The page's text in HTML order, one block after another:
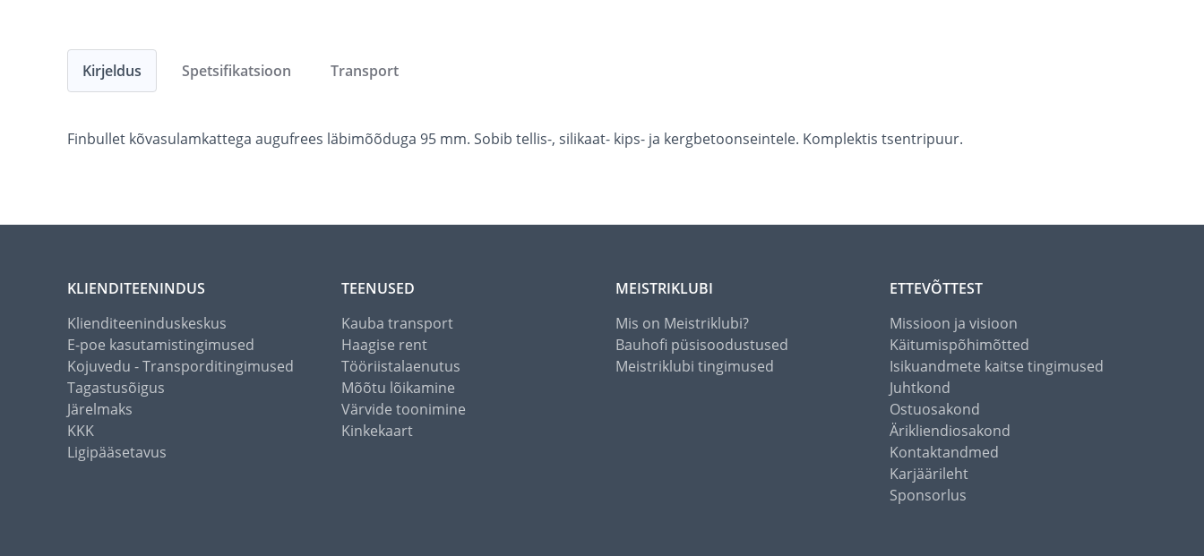
Kirjeldus
Finbullet kõvasulamkattega augufrees läbimõõduga 95 mm. Sobib tellis-, silikaat- kips- ja kergbetoonseintele. Komplektis tsentripuur.
Spetsifikatsioon Transport
KLIENDITEENINDUS
Klienditeeninduskeskus
E-poe kasutamistingimused
Kojuvedu - Transporditingimused
Tagastusõigus
Järelmaks
KKK
Ligipääsetavus
TEENUSED
Kauba transport
Haagise rent
Tööriistalaenutus
Mõõtu lõikamine
Värvide toonimine
Kinkekaart
MEISTRIKLUBI
Mis on Meistriklubi?
Bauhofi püsisoodustused
Meistriklubi tingimused
ETTEVÕTTEST
Missioon ja visioon
Käitumispõhimõtted
Isikuandmete kaitse tingimused
Juhtkond
Ostuosakond
Ärikliendiosakond
Kontaktandmed
Karjäärileht
Sponsorlus